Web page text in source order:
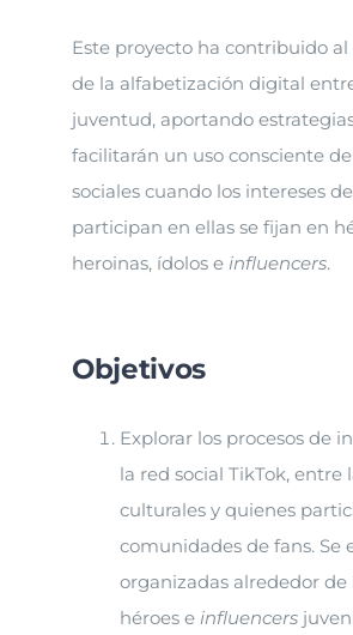
Este proyecto ha contribuido al
de la alfabetización digital
juventud, aportando
facilitarán un uso consciente
sociales cuando los intereses
participan en ellas se fijan en
heroinas, ídolos e influencers.
Objetivos
Explorar los procesos de
la red social TikTok, entre
culturales y quienes
comunidades de fans. Se
organizadas alrededor de
héroes e influencers